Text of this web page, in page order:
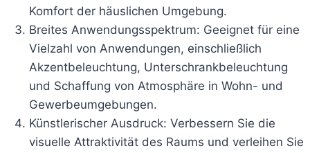
Komfort der häuslichen Umgebung.
Breites Anwendungsspektrum: Geeignet für eine
Vielzahl von Anwendungen, einschließlich
Akzentbeleuchtung, Unterschrankbeleuchtung
und Schaffung von Atmosphäre in Wohn- und
Gewerbeumgebungen.
Künstlerischer Ausdruck: Verbessern Sie die
visuelle Attraktivität des Raums und verleihen Sie